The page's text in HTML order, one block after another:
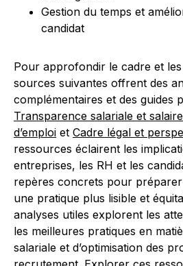
Gestion du temps et
candidat
Pour approfondir le cadre et
sources suivantes offrent des
complémentaires et des guides
Transparence salariale et
d’emploi et Cadre légal et
ressources éclairent les
entreprises, les RH et les
repères concrets pour
une pratique plus lisible et
analyses utiles explorent les
les meilleures pratiques en
salariale et d’optimisation des